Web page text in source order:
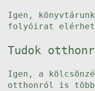
Igen,
folyóirat
Tudok
Igen, a
otthonról is több